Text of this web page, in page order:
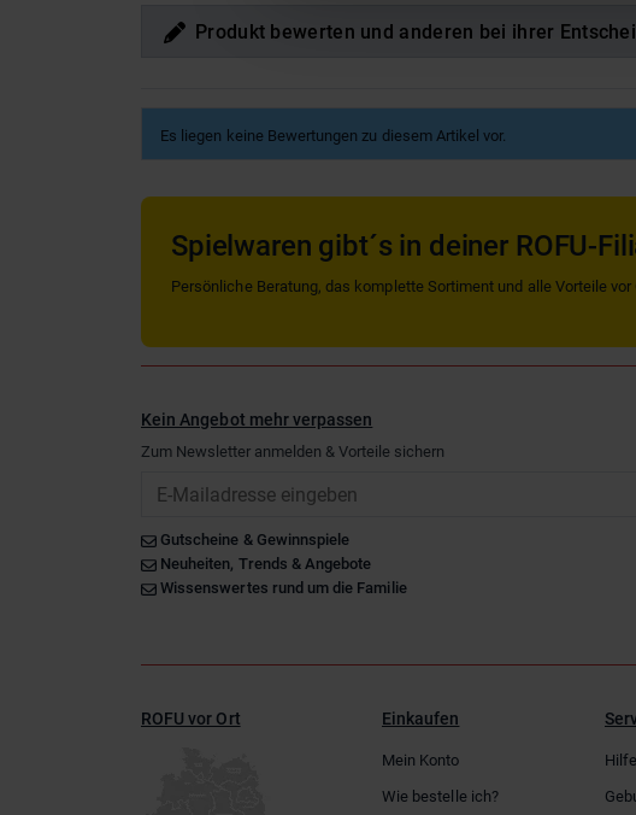
Produkt bewerten und anderen bei ihrer
Es liegen keine Bewertungen zu diesem Artikel vor.
Spielwaren gibt´s in deiner ROFU-
Persönliche Beratung, das komplette Sortiment und alle Vorteile
Kein Angebot mehr verpassen
Zum Newsletter anmelden & Vorteile sichern
Gutscheine & Gewinnspiele
Neuheiten, Trends & Angebote
Wissenswertes rund um die Familie
ROFU vor Ort Einkaufen
Mein Konto
Wie bestelle ich?